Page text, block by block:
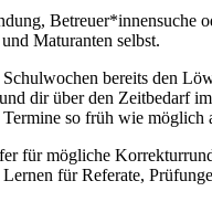
Betreuer*innensuche
Maturanten selbst.
bereits den
dir über den Zeitbedarf
so früh wie möglich
für mögliche
für Referate,